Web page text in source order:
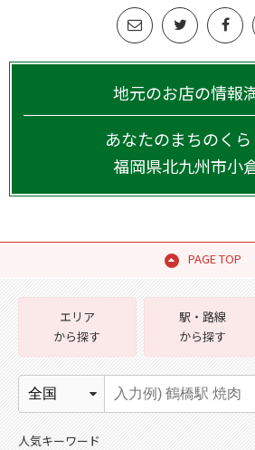
地元のお店の情報
あなたのまちのく
福岡県北九州市小
PAGE TOP
エリア
から探す
駅・路線
から探す
人気キーワード